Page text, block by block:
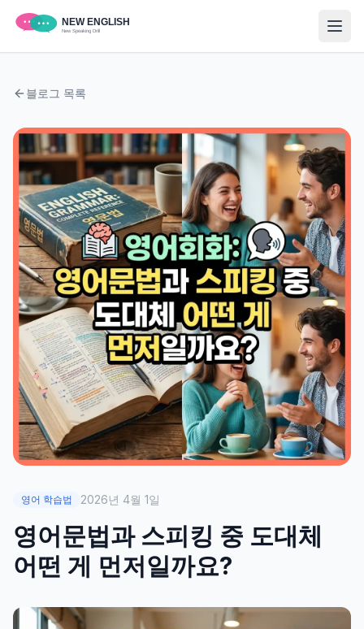
블로그 목록
영어 학습법 2026년 4월 1일
영어문법과 스피킹 중 도대체
어떤 게 먼저일까요?